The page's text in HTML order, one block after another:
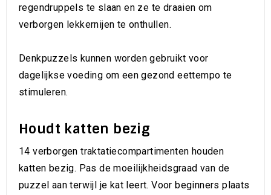
regendruppels te slaan en ze te draaien om
verborgen lekkernijen te onthullen.
Denkpuzzels kunnen worden gebruikt voor
dagelijkse voeding om een ​​gezond eettempo te
stimuleren.
Houdt katten bezig
14 verborgen traktatiecompartimenten houden
katten bezig. Pas de moeilijkheidsgraad van de
puzzel aan terwijl je kat leert. Voor beginners plaats